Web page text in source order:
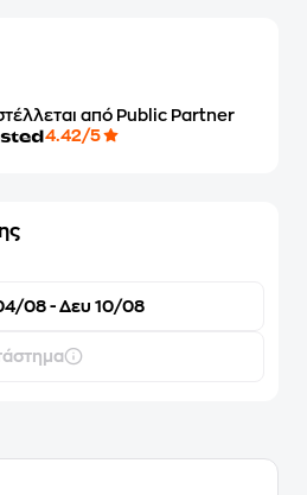
από Public Partner
4.42/5
08 - Δευ 10/08